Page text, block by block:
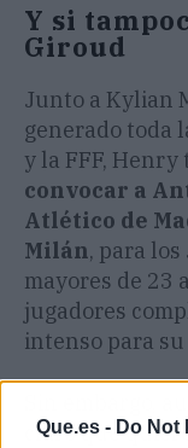
Que.es - Do Not
Y si
Giroud
Junto a Kylian
generado toda
y la FFF,
convocar a
Atlético de
Milán, para
mayores de 23
jugadores
intenso para
claro que